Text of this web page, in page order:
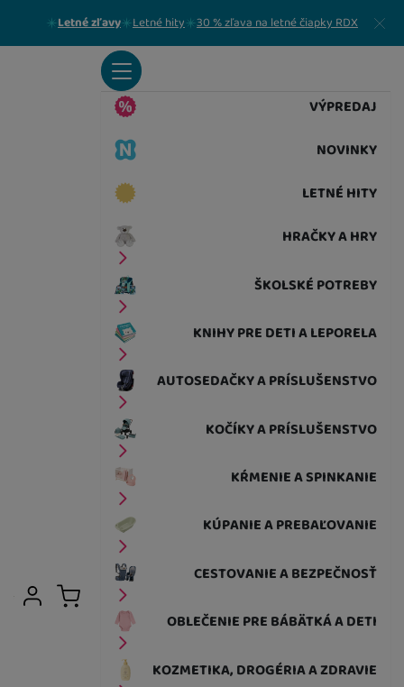
Letné zľavy Letné hity 30 % zľava na letné čiapky RDX Zavrieť
VÝPREDAJ
NOVINKY
LETNÉ HITY
HRAČKY A HRY
ŠKOLSKÉ POTREBY
KNIHY PRE DETI A LEPORELA
AUTOSEDAČKY A PRÍSLUŠENSTVO
KOČÍKY A PRÍSLUŠENSTVO
KŔMENIE A SPINKANIE
KÚPANIE A PREBAĽOVANIE
CESTOVANIE A BEZPEČNOSŤ
OBLEČENIE PRE BÁBÄTKÁ A DETI
KOZMETIKA, DROGÉRIA A ZDRAVIE
Užívateľská sekcia
Prihlásiť sa
Košík